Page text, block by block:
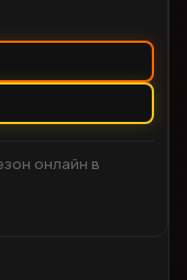
онлайн в